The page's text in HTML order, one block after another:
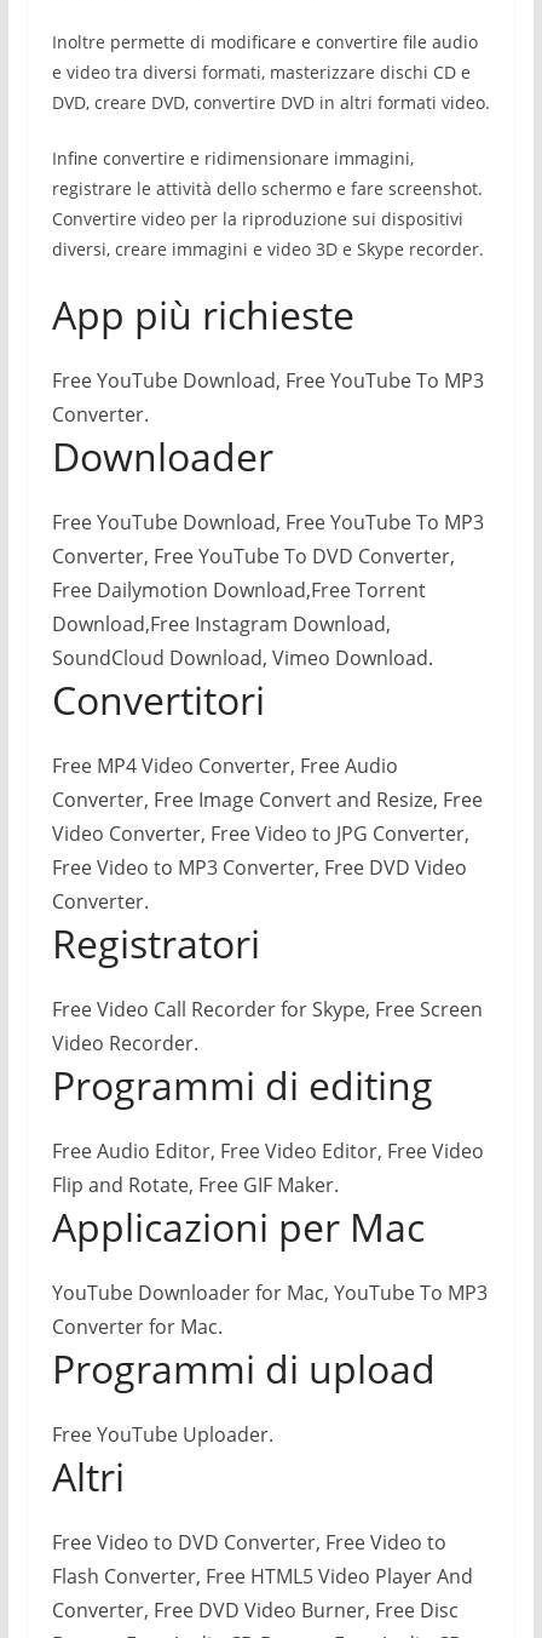
Inoltre permette di modificare e convertire file audio
e video tra diversi formati, masterizzare dischi CD e
DVD, creare DVD, convertire DVD in altri formati video.
Infine convertire e ridimensionare immagini,
registrare le attività dello schermo e fare screenshot.
Convertire video per la riproduzione sui dispositivi
diversi, creare immagini e video 3D e Skype recorder.
App più richieste
Free YouTube Download, Free YouTube To MP3
Converter.
Downloader
Free YouTube Download, Free YouTube To MP3
Converter, Free YouTube To DVD Converter,
Free Dailymotion Download,Free Torrent
Download,Free Instagram Download,
SoundCloud Download, Vimeo Download.
Convertitori
Free MP4 Video Converter, Free Audio
Converter, Free Image Convert and Resize, Free
Video Converter, Free Video to JPG Converter,
Free Video to MP3 Converter, Free DVD Video
Converter.
Registratori
Free Video Call Recorder for Skype, Free Screen
Video Recorder.
Programmi di editing
Free Audio Editor, Free Video Editor, Free Video
Flip and Rotate, Free GIF Maker.
Applicazioni per Mac
YouTube Downloader for Mac, YouTube To MP3
Converter for Mac.
Programmi di upload
Free YouTube Uploader.
Altri
Free Video to DVD Converter, Free Video to
Flash Converter, Free HTML5 Video Player And
Converter, Free DVD Video Burner, Free Disc